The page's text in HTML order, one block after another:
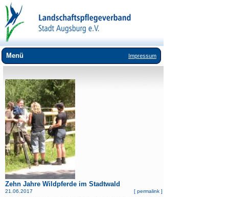
Impressum
Menü
Landschaftspflege
Umweltbildung
Lebensräume
Arten
Downloads
Links
Zehn Jahre Wildpferde im Stadtwald
[ permalink]
21.06.2017